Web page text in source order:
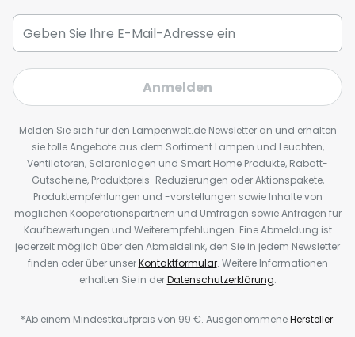
Anmelden
Melden Sie sich für den Lampenwelt.de Newsletter an und erhalten
sie tolle Angebote aus dem Sortiment Lampen und Leuchten,
Ventilatoren, Solaranlagen und Smart Home Produkte, Rabatt-
Gutscheine, Produktpreis-Reduzierungen oder Aktionspakete,
Produktempfehlungen und -vorstellungen sowie Inhalte von
möglichen Kooperationspartnern und Umfragen sowie Anfragen für
Kaufbewertungen und Weiterempfehlungen. Eine Abmeldung ist
jederzeit möglich über den Abmeldelink, den Sie in jedem Newsletter
finden oder über unserKontaktformular. Weitere Informationen
erhalten Sie in derDatenschutzerklärung.
*Ab einem Mindestkaufpreis von 99 €. AusgenommeneHersteller.